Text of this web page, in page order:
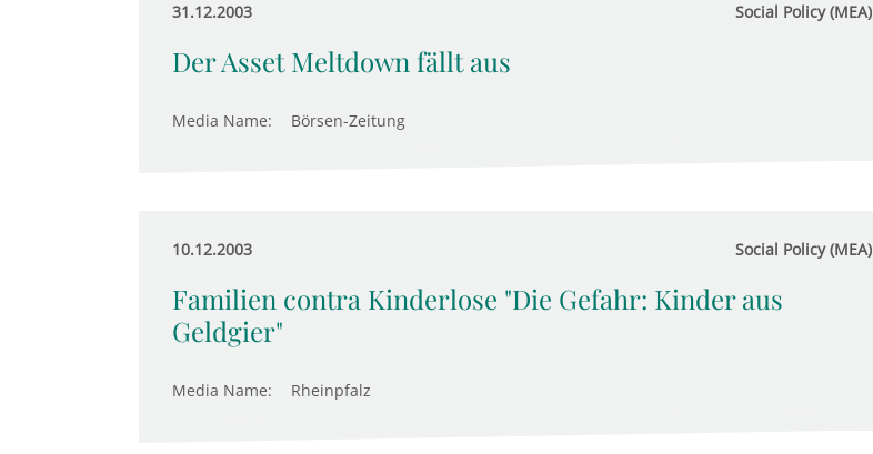
31.12.2003 Social Policy (MEA)
Der Asset Meltdown fällt aus
Media Name: Börsen-Zeitung
10.12.2003 Social Policy (MEA)
Familien contra Kinderlose "Die Gefahr: Kinder aus
Geldgier"
Media Name: Rheinpfalz